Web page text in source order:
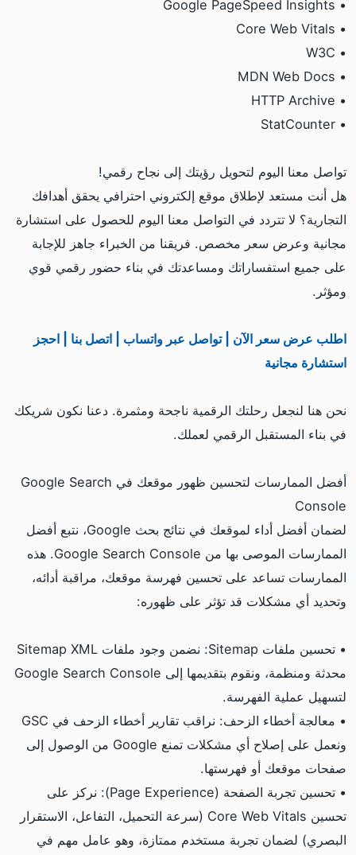
• Google PageSpeed Insights
• Core Web Vitals
• W3C
• MDN Web Docs
• HTTP Archive
• StatCounter
تواصل معنا اليوم لتحويل رؤيتك إلى نجاح رقمي!
هل أنت مستعد لإطلاق موقع إلكتروني احترافي يحقق أهدافك
التجارية؟ لا تتردد في التواصل معنا اليوم للحصول على استشارة
مجانية وعرض سعر مخصص. فريقنا من الخبراء جاهز للإجابة
على جميع استفساراتك ومساعدتك في بناء حضور رقمي قوي
ومؤثر.
اطلب عرض سعر الآن | تواصل عبر واتساب | اتصل بنا | احجز
استشارة مجانية
نحن هنا لنجعل رحلتك الرقمية ناجحة ومثمرة. دعنا نكون شريكك
في بناء المستقبل الرقمي لعملك.
أفضل الممارسات لتحسين ظهور موقعك في Google Search
Console
لضمان أفضل أداء لموقعك في نتائج بحث Google، نتبع أفضل
الممارسات الموصى بها من Google Search Console. هذه
الممارسات تساعد على تحسين فهرسة موقعك، مراقبة أدائه،
وتحديد أي مشكلات قد تؤثر على ظهوره:
• تحسين ملفات Sitemap: نضمن وجود ملفات Sitemap XML
محدثة ومنظمة، ونقوم بتقديمها إلى Google Search Console
لتسهيل عملية الفهرسة.
• معالجة أخطاء الزحف: نراقب تقارير أخطاء الزحف في GSC
ونعمل على إصلاح أي مشكلات تمنع Google من الوصول إلى
صفحات موقعك أو فهرستها.
• تحسين تجربة الصفحة (Page Experience): نركز على
تحسين Core Web Vitals (سرعة التحميل، التفاعل، الاستقرار
البصري) لضمان تجربة مستخدم ممتازة، وهو عامل مهم في